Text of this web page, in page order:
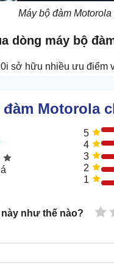
Máy bộ đàm
dòng máy bộ
sở hữu nhiều ưu điểm
dụng công nghệ
bị tính năng chống
có nhiều tiếng ồn.
khối lượng chỉ
gài lưng để cố định
Motorola
5
4
3
2
1
như thế nào? 1